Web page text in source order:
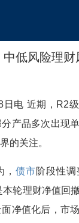
低风险理财
日电 近期，R2
产品多次出现
的关注。
债市阶段性
本轮理财净值回
净值化后，市